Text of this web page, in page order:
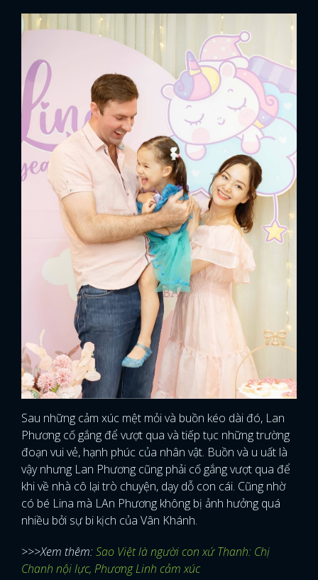
Sau những cảm xúc mệt mỏi và buồn kéo dài đó, Lan
Phương cố gắng để vượt qua và tiếp tục những trường
đoạn vui vẻ, hạnh phúc của nhân vật. Buồn và u uất là
vậy nhưng Lan Phương cũng phải cố gắng vượt qua để
khi về nhà cô lại trò chuyện, dạy dỗ con cái. Cũng nhờ
có bé Lina mà LAn Phương không bị ảnh hưởng quá
nhiều bởi sự bi kịch của Vân Khánh.
>>>Xem thêm:Sao Việt là người con xứ Thanh: Chị
Chanh nội lực, Phương Linh cảm xúc